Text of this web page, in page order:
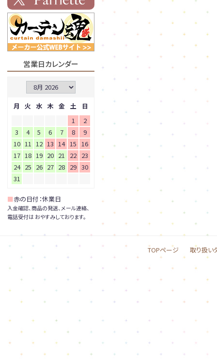
営業日カレンダー
月 火 水 木 金 土
日
1
2
3
4 5 6 7 8
9
10 11 12 13 14 15
16
17 18 19 20 21 22 23
24 25 26 27 28 29 30
31
■赤の日付：休業日
入金確認、商品の発送、メール連絡、
電話受付は おやすみしております。
TOPページ 取り扱い